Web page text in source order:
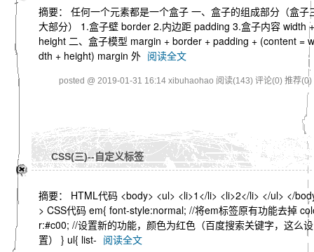
摘要： 任何一个元素都是一个盒子 一、盒子的组成部分（盒子
大部分） 1.盒子壁 border 2.内边距 padding 3.盒子内容 width +
height 二、盒子模型 margin + border + padding + (content =
dth + height) margin 外 阅读全文
posted @ 2019-01-31 16:14 xibuhaohao 阅读(143) 评论(0) 推荐(0)
CSS(三)--自定义标签
摘要： HTML代码 <body> <ul> <li>1</li> <li>2</li> </ul> </
> CSS代码 em{ font-style:normal; //将em标签原有功能去掉
r:#c00; //设置新的功能，颜色为红色（百度搜索关键字，这么设
置） } ul{ list- 阅读全文